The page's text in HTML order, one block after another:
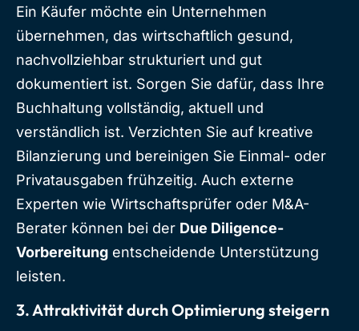
Ein Käufer möchte ein Unternehmen
übernehmen, das wirtschaftlich gesund,
nachvollziehbar strukturiert und gut
dokumentiert ist. Sorgen Sie dafür, dass Ihre
Buchhaltung vollständig, aktuell und
verständlich ist. Verzichten Sie auf kreative
Bilanzierung und bereinigen Sie Einmal- oder
Privatausgaben frühzeitig. Auch externe
Experten wie Wirtschaftsprüfer oder M&A-
Berater können bei der Due Diligence-
Vorbereitung entscheidende Unterstützung
leisten.
3. Attraktivität durch Optimierung steigern